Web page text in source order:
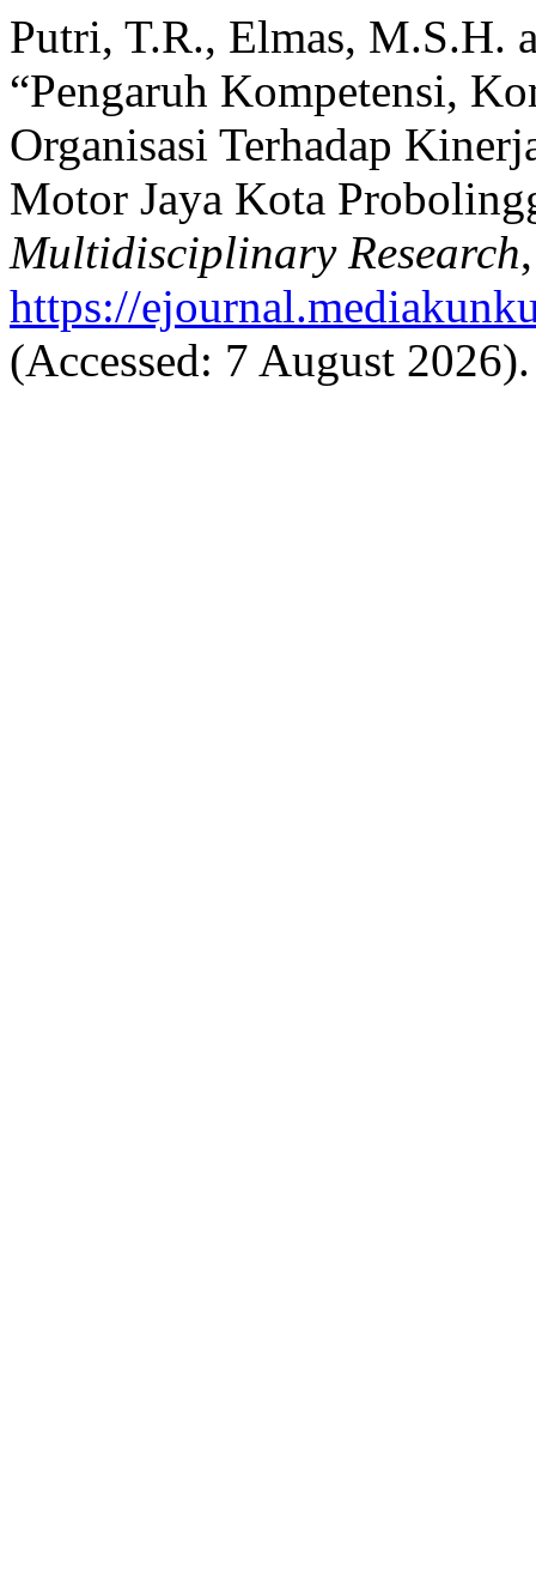
Putri, T.R., Elmas, M.S.H.
“Pengaruh Kompetensi,
Organisasi Terhadap
Motor Jaya Kota
Multidisciplinary Research
https://
(Accessed: 7 August 2026).